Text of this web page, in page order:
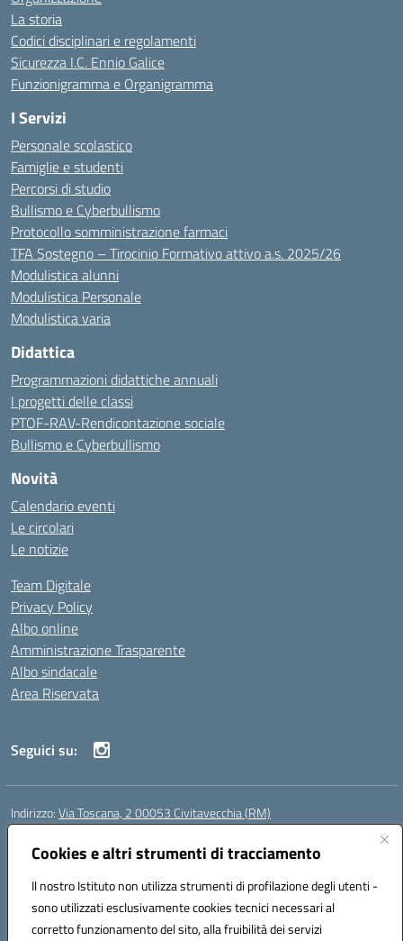
Cookies e altri strumenti di tracciamento
Il nostro Istituto non utilizza strumenti di profilazione degli utenti -
sono utilizzati esclusivamente cookies tecnici necessari al
corretto funzionamento del sito, alla fruibilità dei servizi
La storia
Codici disciplinari e regolamenti
Sicurezza I.C. Ennio Galice
Funzionigramma e Organigramma
I Servizi
Personale scolastico
Famiglie e studenti
Percorsi di studio
Bullismo e Cyberbullismo
Protocollo somministrazione farmaci
TFA Sostegno – Tirocinio Formativo attivo a.s. 2025/26
Modulistica alunni
Modulistica Personale
Modulistica varia
Didattica
Programmazioni didattiche annuali
I progetti delle classi
PTOF-RAV-Rendicontazione sociale
Bullismo e Cyberbullismo
Novità
Calendario eventi
Le circolari
Le notizie
Team Digitale
Privacy Policy
Albo online
Amministrazione Trasparente
Albo sindacale
Area Riservata
Seguici su:
Indirizzo:Via Toscana, 2 00053 Civitavecchia (RM)
Centralino:
Posta elettronica certificata (PEC):rmic8b900g@pec.istruzione.it
Codice fiscale: 91038380589
Codice meccanografico:RMIC8B900G
Codice Indice delle Pubbliche Amministrazioni (IPA): istsc_rmic8b900g